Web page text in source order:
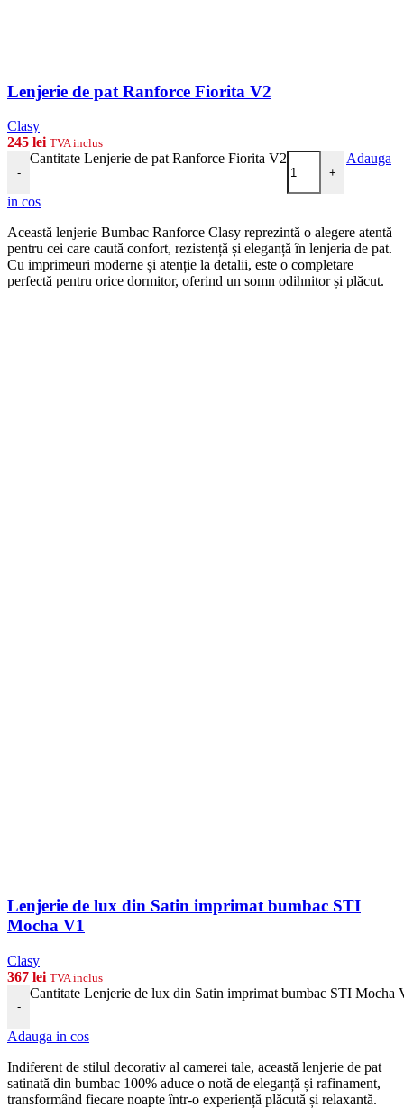
Lenjerie de pat Ranforce Fiorita V2
Clasy
245 lei TVA inclus
-
Cantitate Lenjerie de pat Ranforce Fiorita V2
+
Adauga
in cos
Această lenjerie Bumbac Ranforce Clasy reprezintă o alegere atentă
pentru cei care caută confort, rezistență și eleganță în lenjeria de pat.
Cu imprimeuri moderne și atenție la detalii, este o completare
perfectă pentru orice dormitor, oferind un somn odihnitor și plăcut.
Lenjerie de lux din Satin imprimat bumbac STI
Mocha V1
Clasy
367 lei TVA inclus
-
Cantitate Lenjerie de lux din Satin imprimat bumbac STI Mocha
Adauga in cos
Indiferent de stilul decorativ al camerei tale, această lenjerie de pat
satinată din bumbac 100% aduce o notă de eleganță și rafinament,
transformând fiecare noapte într-o experiență plăcută și relaxantă.